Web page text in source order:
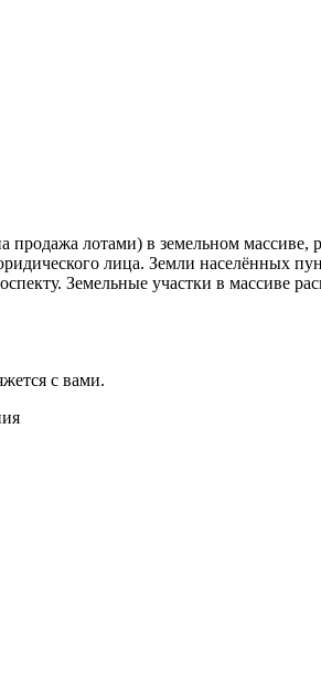
продажа лотами) в земельном
лица. Земли населённых
Земельные участки в массиве
с вами.